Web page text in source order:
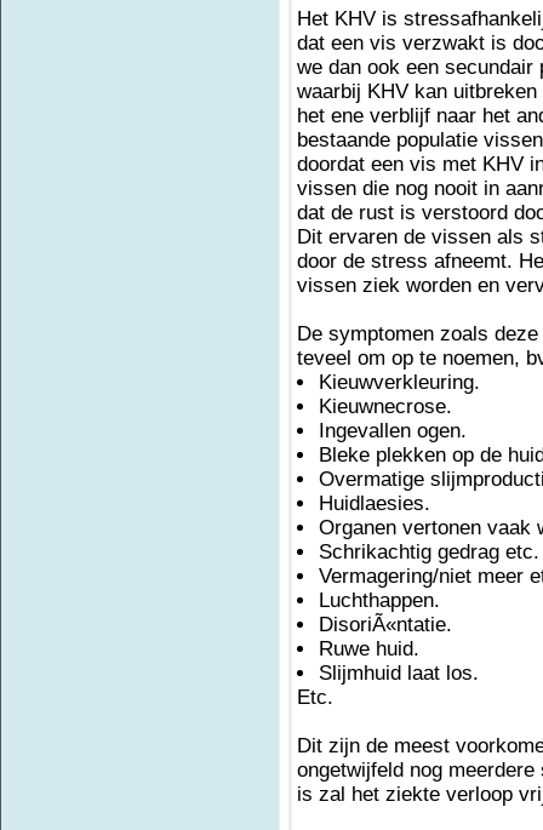
Het KHV is
dat een vis verzwakt is
we dan ook een
waarbij KHV kan
het ene verblijf naar het
bestaande populatie
doordat een vis met KHV
vissen die nog nooit in
dat de rust is verstoord
Dit ervaren de vissen als
door de stress afneemt.
vissen ziek worden en
De symptomen zoals
teveel om op te noemen,
Kieuwverkleuring.
Kieuwnecrose.
Ingevallen ogen.
Bleke plekken op de
Overmatige
Huidlaesies.
Organen vertonen vaak
Schrikachtig gedrag etc.
Vermagering/niet meer
Luchthappen.
DisoriÃ«ntatie.
Ruwe huid.
Slijmhuid laat los.
Etc.
Dit zijn de meest
ongetwijfeld nog
is zal het ziekte verloop